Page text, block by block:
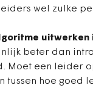
wel zulke
uitwerken
beter dan
Moet een leider
tussen hoe goed